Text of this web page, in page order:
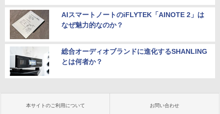
AIスマートノートのiFLYTEK「AINOTE 2」は
なぜ魅力的なのか？
総合オーディオブランドに進化するSHANLING
とは何者か？
本サイトのご利用について お問い合わせ